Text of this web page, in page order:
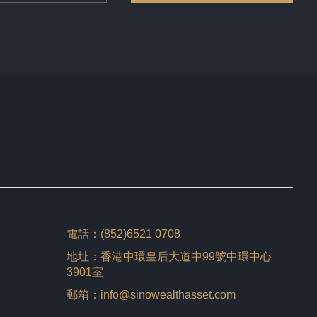
電話：(852)6521 0708
地址：香港中環皇后大道中99號中環中心
3901室
郵箱：info@sinowealthasset.com